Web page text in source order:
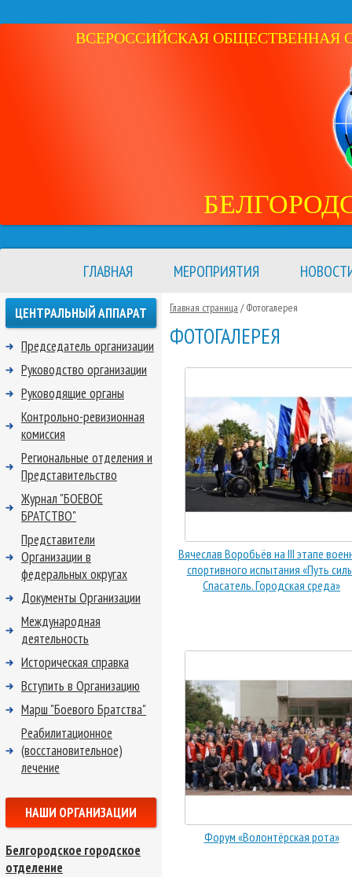
ВСЕРОССИЙСКАЯ ОБЩЕСТВЕННАЯ
ГЛАВНАЯ МЕРОПРИЯТИЯ
Главная страница / Фотогалерея
ФОТОГАЛЕРЕЯ
Вячеслав Воробьёв на III этапе
спортивного испытания «Путь
Спасатель. Городская среда»
Форум «Волонтёрская рота»
ЦЕНТРАЛЬНЫЙ АППАРАТ
Председатель организации
Руководство организации
Руководящие органы
Контрольно-ревизионная
комиссия
Региональные отделения и
Представительство
Журнал "БОЕВОЕ
БРАТСТВО"
Представители
Организации в
федеральных округах
Документы Организации
Международная
деятельность
Историческая справка
Вступить в Организацию
Марш "Боевого Братства"
Реабилитационное
(восстановительное)
лечение
НАШИ ОРГАНИЗАЦИИ
Белгородское городское
отделение